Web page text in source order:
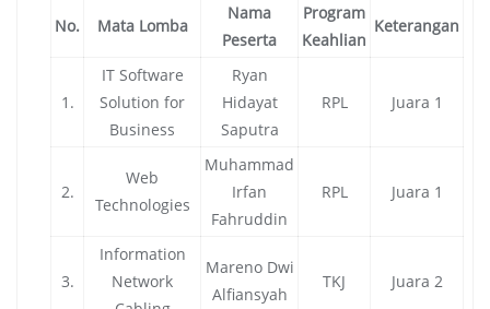
No. Mata Lomba
Nama
Peserta
Program
Keahlian
Keterangan
1.
IT Software
Solution for
Business
Ryan
Hidayat
Saputra
RPL Juara 1
2.
Web
Technologies
Muhammad
Irfan
Fahruddin
RPL Juara 1
3.
Information
Network
Mareno Dwi
Alfiansyah
TKJ Juara 2